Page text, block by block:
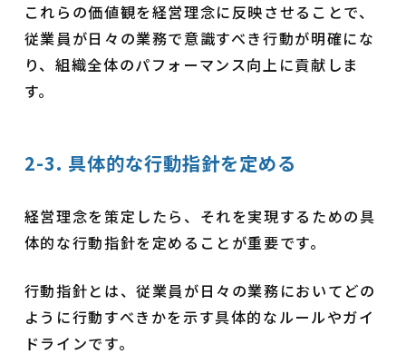
これらの価値観を経営理念に反映させることで、
従業員が日々の業務で意識すべき行動が明確にな
り、組織全体のパフォーマンス向上に貢献しま
す。
2-3. 具体的な行動指針を定める
経営理念を策定したら、それを実現するための具
体的な行動指針を定めることが重要です。
行動指針とは、従業員が日々の業務においてどの
ように行動すべきかを示す具体的なルールやガイ
ドラインです。